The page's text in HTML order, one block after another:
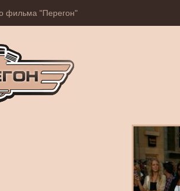
фильма "Перегон"